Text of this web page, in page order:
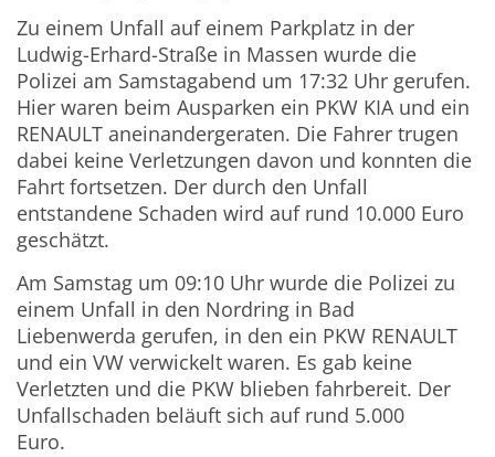
Zu einem Unfall auf einem Parkplatz in der
Ludwig-Erhard-Straße in Massen wurde die
Polizei am Samstagabend um 17:32 Uhr gerufen.
Hier waren beim Ausparken ein PKW KIA und ein
RENAULT aneinandergeraten. Die Fahrer trugen
dabei keine Verletzungen davon und konnten die
Fahrt fortsetzen. Der durch den Unfall
entstandene Schaden wird auf rund 10.000 Euro
geschätzt.
Am Samstag um 09:10 Uhr wurde die Polizei zu
einem Unfall in den Nordring in Bad
Liebenwerda gerufen, in den ein PKW RENAULT
und ein VW verwickelt waren. Es gab keine
Verletzten und die PKW blieben fahrbereit. Der
Unfallschaden beläuft sich auf rund 5.000
Euro.